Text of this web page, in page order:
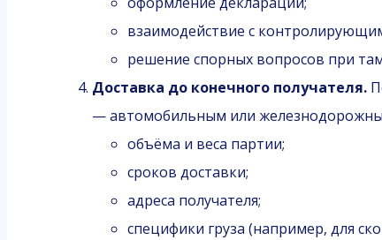
взаимодействие с
решение спорных вопросов при
Доставка до конечного получателя.
— автомобильным или
объёма и веса партии;
сроков доставки;
адреса получателя;
специфики груза (например, для